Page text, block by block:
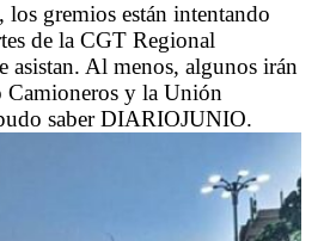
gremios están intentando
de la CGT Regional
asistan. Al menos, algunos irán
Camioneros y la Unión
saber DIARIOJUNIO.